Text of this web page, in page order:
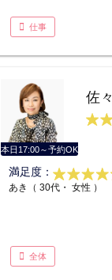
仕事
本日17:00～予約OK
佐
満足度：
あき（ 30代・ 女性 ）
全体